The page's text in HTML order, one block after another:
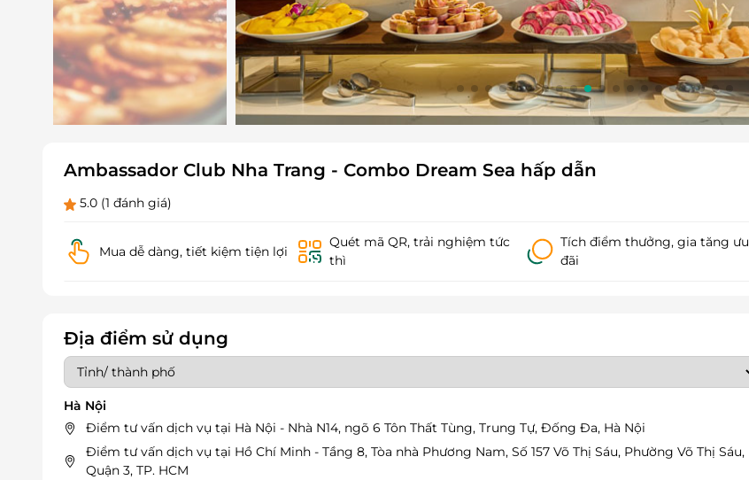
Ambassador Club Nha Trang - Combo Dream Sea hấp dẫn
5.0 (1 đánh giá)
Mua dễ dàng, tiết kiệm tiện lợi
Quét mã QR, trải nghiệm tức
thì
Tích điểm thưởng, gia tăng ưu
đãi
Địa điểm sử dụng
Hà Nội
Điểm tư vấn dịch vụ tại Hà Nội - Nhà N14, ngõ 6 Tôn Thất Tùng, Trung Tự, Đống Đa, Hà Nội
Điểm tư vấn dịch vụ tại Hồ Chí Minh - Tầng 8, Tòa nhà Phương Nam, Số 157 Võ Thị Sáu, Phường Võ Thị Sáu,
Quận 3, TP. HCM